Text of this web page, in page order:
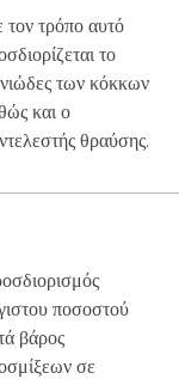
τρόπο αυτό
το
των κόκκων
και ο
θραύσης.
ποσοστού
βάρος
σε